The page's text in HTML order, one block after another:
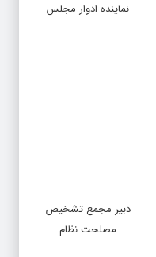
نماینده ادوار مجلس
دبیر مجمع تشخیص
مصلحت نظام